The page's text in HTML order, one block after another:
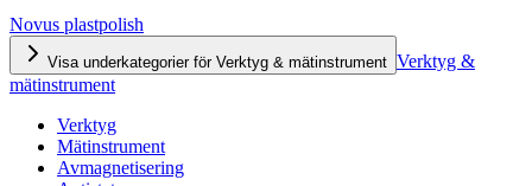
Novus plastpolish
Visa underkategorier för Verktyg & mätinstrument Verktyg &
mätinstrument
Verktyg
Mätinstrument
Avmagnetisering